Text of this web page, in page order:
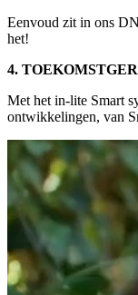
Eenvoud zit in ons
het!
4.
Met het in-lite Smart
ontwikkelingen, van